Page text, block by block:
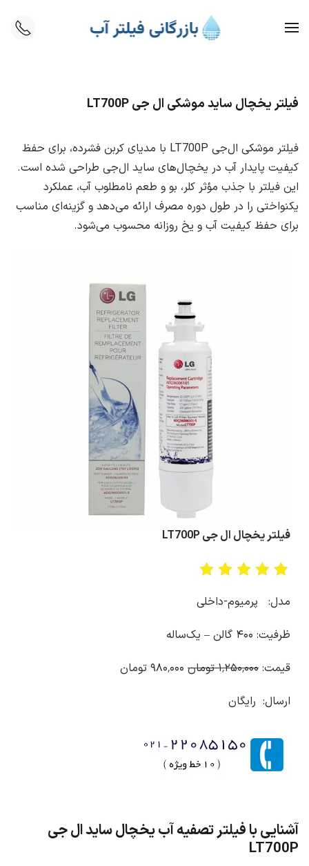
Skip to main content
فیلتر یخچال ساید موشکی ال جی LT700P
فیلتر موشکی ال‌جی LT700P با مدیای کربن فشرده، برای حفظ
کیفیت پایدار آب در یخچال‌های ساید ال‌جی طراحی شده است.
این فیلتر با جذب مؤثر کلر، بو و طعم نامطلوب آب، عملکرد
یکنواختی را در طول دوره مصرف ارائه می‌دهد و گزینه‌ای مناسب
برای حفظ کیفیت آب و یخ روزانه محسوب می‌شود.
فیلتر یخچال ال‌ جی LT700P
مدل: پرمیوم-داخلی
ظرفیت: ۴۰۰ گالن – یک‌ساله
قیمت: ۱٬۲۵۰٬۰۰۰ تومان
ارسال: رایگان
آشنایی با فیلتر تصفیه آب یخچال ساید ال جی
LT700P